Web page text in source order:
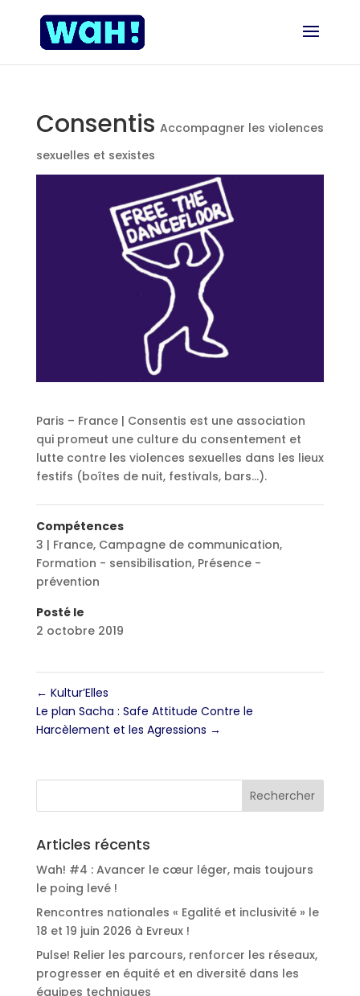
Consentis Accompagner les violences
sexuelles et sexistes
Paris – France | Consentis est une association
qui promeut une culture du consentement et
lutte contre les violences sexuelles dans les lieux
festifs (boîtes de nuit, festivals, bars…).
Compétences
3 | France, Campagne de communication,
Formation - sensibilisation, Présence -
prévention
Posté le
2 octobre 2019
← Kultur’Elles
Le plan Sacha : Safe Attitude Contre le
Harcèlement et les Agressions →
Articles récents
Wah! #4 : Avancer le cœur léger, mais toujours
le poing levé !
Rencontres nationales « Egalité et inclusivité » le
18 et 19 juin 2026 à Evreux !
Pulse! Relier les parcours, renforcer les réseaux,
progresser en équité et en diversité dans les
équipes techniques